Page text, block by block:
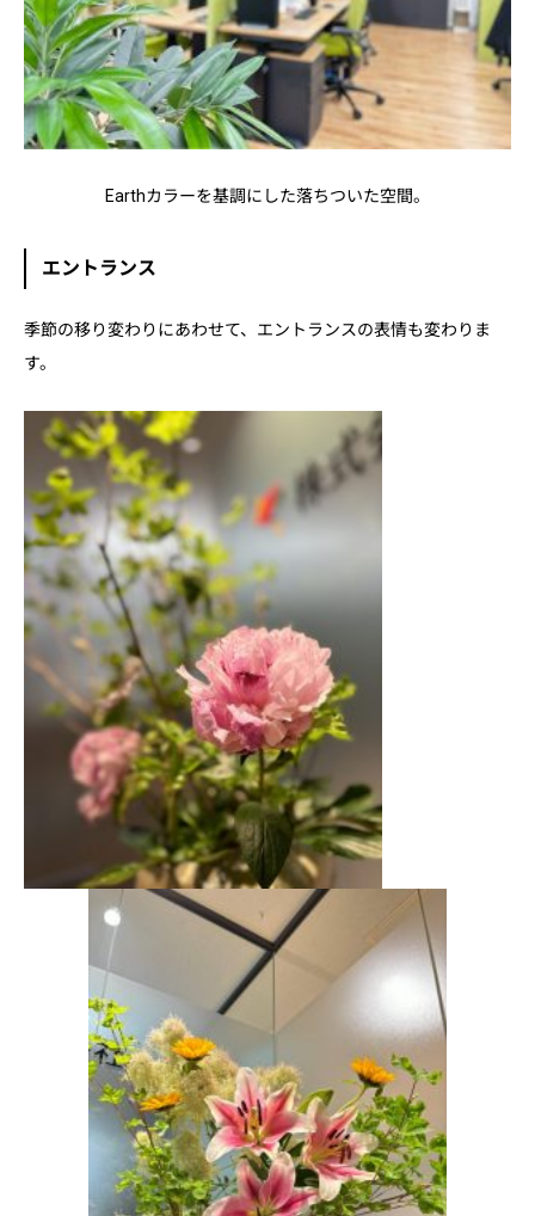
Earthカラーを基調にした落ちついた空間。
エントランス
季節の移り変わりにあわせて、エントランスの表情も変わりま
す。